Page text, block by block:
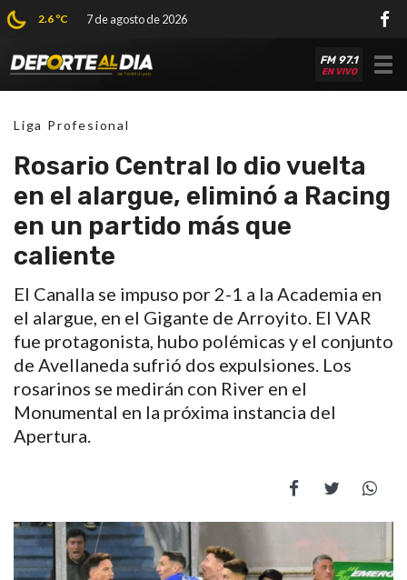
2.6 ºC 7 de agosto de 2026
FM 97.1
EN VIVO
Liga Profesional
Rosario Central lo dio vuelta
en el alargue, eliminó a Racing
en un partido más que
caliente
El Canalla se impuso por 2-1 a la Academia en
el alargue, en el Gigante de Arroyito. El VAR
fue protagonista, hubo polémicas y el conjunto
de Avellaneda sufrió dos expulsiones. Los
rosarinos se medirán con River en el
Monumental en la próxima instancia del
Apertura.